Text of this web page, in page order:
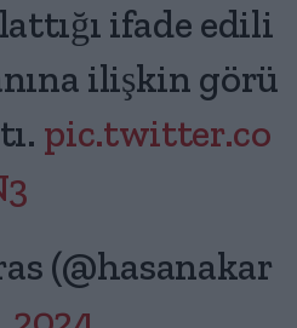
ifade edili
ilişkin görü
pic.twitter.co
(@hasanakar